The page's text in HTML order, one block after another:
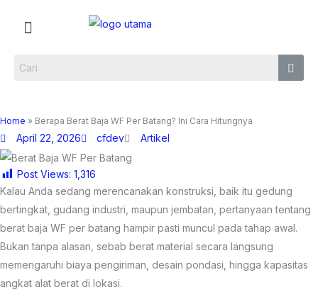
Menu
Home » Berapa Berat Baja WF Per Batang? Ini Cara Hitungnya
April 22, 2026 cfdev Artikel
Post Views: 1,316
Kalau Anda sedang merencanakan konstruksi, baik itu gedung
bertingkat, gudang industri, maupun jembatan, pertanyaan tentang
berat baja WF per batang hampir pasti muncul pada tahap awal.
Bukan tanpa alasan, sebab berat material secara langsung
memengaruhi biaya pengiriman, desain pondasi, hingga kapasitas
angkat alat berat di lokasi.